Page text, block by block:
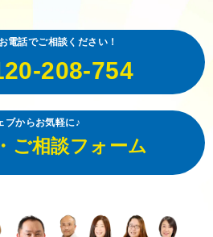
電話でご相談ください！
208-754
ブからお気軽に♪
ご相談フォーム